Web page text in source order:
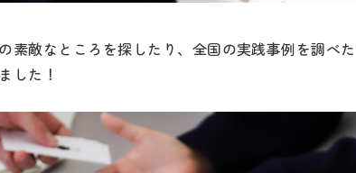
素敵なところを探したり、全国の実践事例を調べ
した！